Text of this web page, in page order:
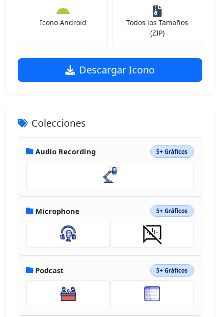
Icono Android
Todos los Tamaños
(ZIP)
Descargar Icono
Colecciones
Audio Recording 5+ Gráficos
Microphone 5+ Gráficos
Podcast 5+ Gráficos